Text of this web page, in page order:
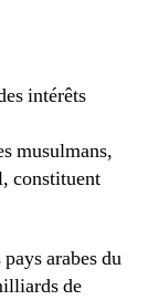
la
intérêts
musulmans,
constituent
arabes du
de